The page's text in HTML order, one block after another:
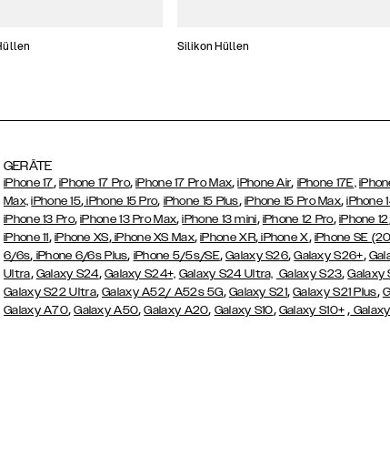
Silikon Hüllen
GERÄTE
iPhone 17, iPhone 17 Pro,iPhone 17 Pro Max,iPhone Air, iPhone 17E,
Max, iPhone 15, iPhone 15 Pro, iPhone 15 Plus, iPhone 15 Pro Max,iPhone
iPhone 13 Pro,iPhone 13 Pro Max,iPhone 13 mini, iPhone 12 Pro, iPhone 12
iPhone 11, iPhone XS,iPhone XS Max,iPhone XR,iPhone X, iPhone SE
6/6s, iPhone 6/6s Plus, iPhone 5/5s/SE,Galaxy S26,Galaxy S26+,
Ultra, Galaxy S24, Galaxy S24+, Galaxy S24 Ultra, Galaxy S23,Galaxy
Galaxy S22 Ultra,Galaxy A52/ A52s 5G, Galaxy S21,Galaxy S21 Plus,
Galaxy A70,Galaxy A50,Galaxy A20, Galaxy S10, Galaxy S10+ ,